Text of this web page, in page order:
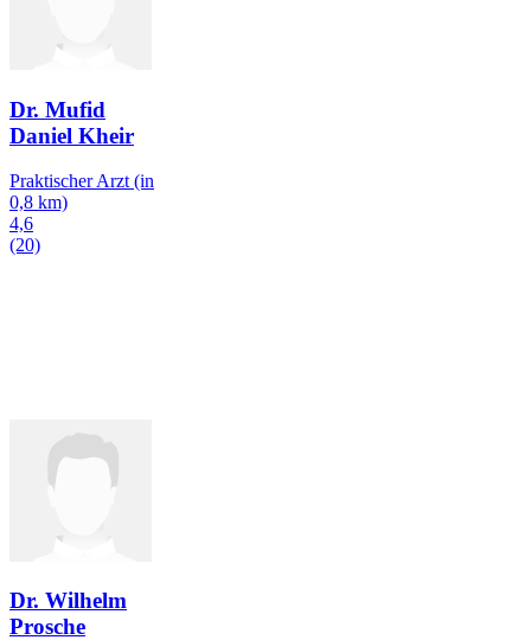
Dr. Mufid
Daniel Kheir
Praktischer Arzt (in
0,8 km)
4,6
(20)
Dr. Wilhelm
Prosche